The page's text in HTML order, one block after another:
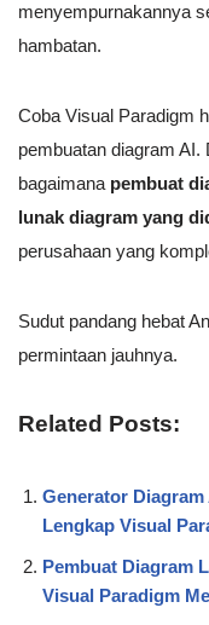
menyempurnakannya
hambatan.
Coba Visual Paradigm
pembuatan diagram AI.
bagaimana pembuat
lunak diagram yang
perusahaan yang
Sudut pandang hebat
permintaan jauhnya.
Related Posts:
Generator
Lengkap Visual
Pembuat Diagram
Visual Paradigm